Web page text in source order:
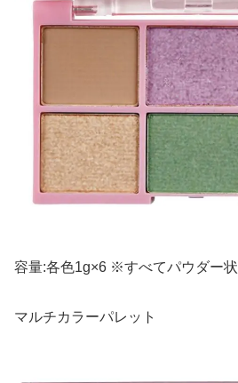
容量:各色1g×6 ※すべてパウダー状
マルチカラーパレット